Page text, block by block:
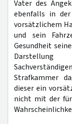
Vater des
ebenfalls in
vorsätzlichem
und sein
Gesundheit
Strafkammer
dieser ein
nicht mit der